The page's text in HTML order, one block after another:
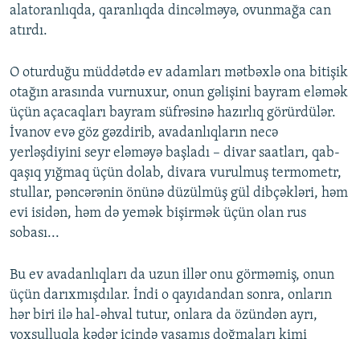
alatoranlıqda, qaranlıqda dincəlməyə, ovunmağa can
atırdı.
O oturduğu müddətdə ev adamları mətbəxlə ona bitişik
otağın arasında vurnuxur, onun gəlişini bayram eləmək
üçün açacaqları bayram süfrəsinə hazırlıq görürdülər.
İvanov evə göz gəzdirib, avadanlıqların necə
yerləşdiyini seyr eləməyə başladı – divar saatları, qab-
qaşıq yığmaq üçün dolab, divara vurulmuş termometr,
stullar, pəncərənin önünə düzülmüş gül dibçəkləri, həm
evi isidən, həm də yemək bişirmək üçün olan rus
sobası...
Bu ev avadanlıqları da uzun illər onu görməmiş, onun
üçün darıxmışdılar. İndi o qayıdandan sonra, onların
hər biri ilə hal-əhval tutur, onlara da özündən ayrı,
yoxsulluqla kədər içində yaşamış doğmaları kimi